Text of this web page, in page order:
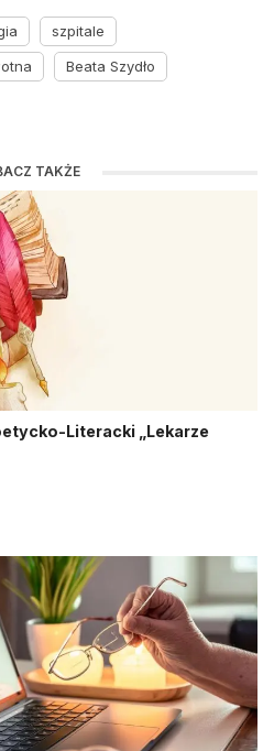
szpitale
Beata Szydło
TAKŻE
Literacki „Lekarze